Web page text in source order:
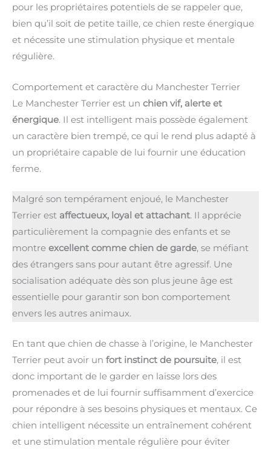
pour les propriétaires potentiels de se rappeler que,
bien qu’il soit de petite taille, ce chien reste énergique
et nécessite une stimulation physique et mentale
régulière.
Comportement et caractère du Manchester Terrier
Le Manchester Terrier est un chien vif, alerte et
énergique. Il est intelligent mais possède également
un caractère bien trempé, ce qui le rend plus adapté à
un propriétaire capable de lui fournir une éducation
ferme.
Malgré son tempérament enjoué, le Manchester
Terrier est affectueux, loyal et attachant. Il apprécie
particulièrement la compagnie des enfants et se
montre excellent comme chien de garde, se méfiant
des étrangers sans pour autant être agressif. Une
socialisation adéquate dès son plus jeune âge est
essentielle pour garantir son bon comportement
envers les autres animaux.
En tant que chien de chasse à l’origine, le Manchester
Terrier peut avoir un fort instinct de poursuite, il est
donc important de le garder en laisse lors des
promenades et de lui fournir suffisamment d’exercice
pour répondre à ses besoins physiques et mentaux. Ce
chien intelligent nécessite un entraînement cohérent
et une stimulation mentale régulière pour éviter